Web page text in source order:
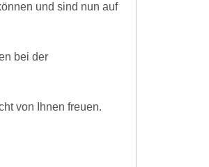
und sind nun auf
bei der
von Ihnen freuen.